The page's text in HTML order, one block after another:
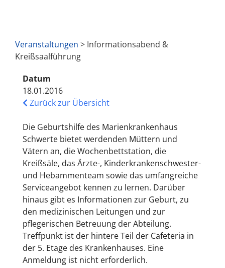
Veranstaltungen > Informationsabend &
Kreißsaalführung
Datum
18.01.2016
Zurück zur Übersicht
Die Geburtshilfe des Marienkrankenhaus
Schwerte bietet werdenden Müttern und
Vätern an, die Wochenbettstation, die
Kreißsäle, das Ärzte-, Kinderkrankenschwester-
und Hebammenteam sowie das umfangreiche
Serviceangebot kennen zu lernen. Darüber
hinaus gibt es Informationen zur Geburt, zu
den medizinischen Leitungen und zur
pflegerischen Betreuung der Abteilung.
Treffpunkt ist der hintere Teil der Cafeteria in
der 5. Etage des Krankenhauses. Eine
Anmeldung ist nicht erforderlich.